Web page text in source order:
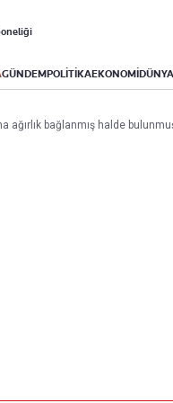
GÜNDEMPOLİTİKAEKONOMİDÜNYA
Durumu
Ligi
Avrupa
Amerika
İsrail-Gazze
ağırlık bağlanmış halde